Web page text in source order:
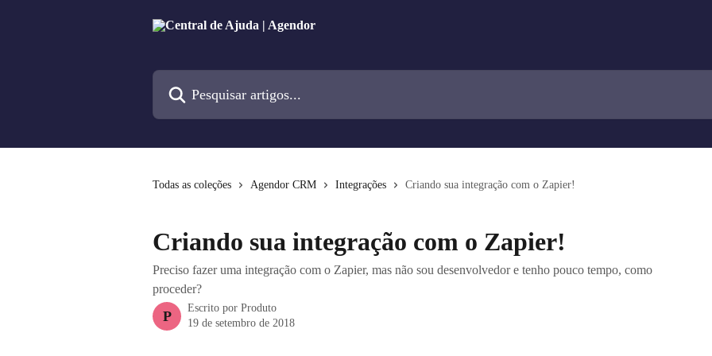
Todas as coleções Agendor CRM Integrações Criando sua integração com o Zapier!
Criando sua integração com o Zapier!
Preciso fazer uma integração com o Zapier, mas não sou desenvolvedor e tenho pouco tempo, como
proceder?
P
Escrito por Produto
19 de setembro de 2018